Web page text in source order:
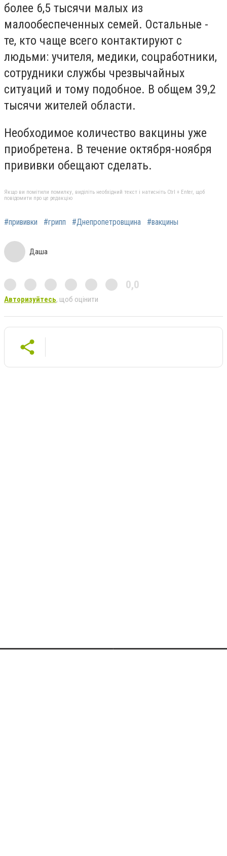
более 6,5 тысячи малых из
малообеспеченных семей. Остальные -
те, кто чаще всего контактируют с
людьми: учителя, медики, соцработники,
сотрудники службы чрезвычайных
ситуаций и тому подобное. В общем 39,2
тысячи жителей области.
Необходимое количество вакцины уже
приобретена. В течение октября-ноября
прививки обещают сделать.
Якщо ви помітили помилку, виділіть необхідний текст і натисніть Ctrl + Enter, щоб
повідомити про це редакцію
#прививки #грипп #Днепропетровщина #вакцины
Даша
0,0
Авторизуйтесь, щоб оцінити